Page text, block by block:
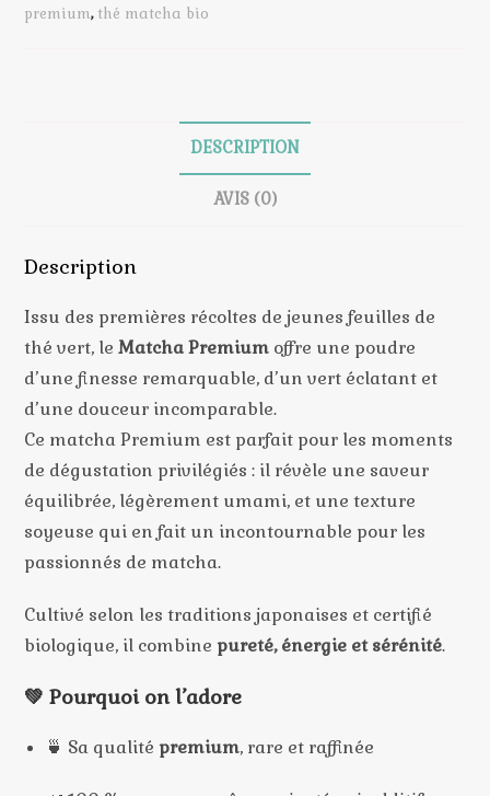
Matcha
premium, thé matcha bio
DESCRIPTION
AVIS (0)
Description
Issu des premières récoltes de jeunes feuilles de
thé vert, leMatcha Premium offre une poudre
d’une finesse remarquable, d’un vert éclatant et
d’une douceur incomparable.
Ce matcha Premium est parfait pour les moments
de dégustation privilégiés : il révèle une saveur
équilibrée, légèrement umami, et une texture
soyeuse qui en fait un incontournable pour les
passionnés de matcha.
Cultivé selon les traditions japonaises et certifié
biologique, il combinepureté, énergie et sérénité.
💚Pourquoi on l’adore
🍵 Sa qualitépremium, rare et raffinée